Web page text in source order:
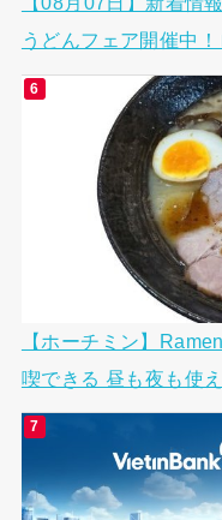
うどんフェア開催中
【ホーチミン】
喫できる 昼も夜も使